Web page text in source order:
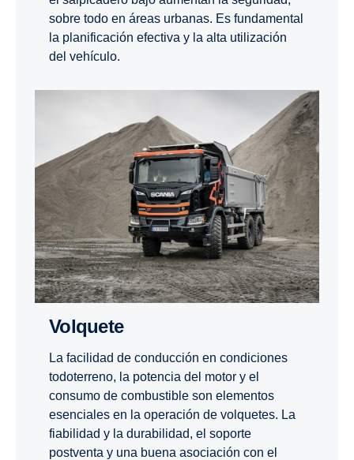
sobre todo en áreas urbanas. Es fundamental
la planificación efectiva y la alta utilización
del vehículo.
Volquete
La facilidad de conducción en condiciones
todoterreno, la potencia del motor y el
consumo de combustible son elementos
esenciales en la operación de volquetes. La
fiabilidad y la durabilidad, el soporte
postventa y una buena asociación con el